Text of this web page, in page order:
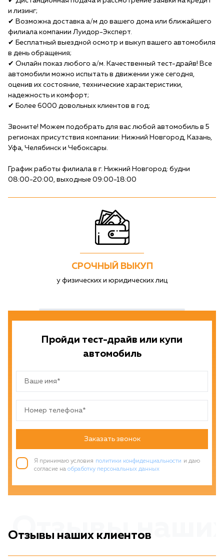
и лизинг;
✔ Возможна доставка а/м до вашего дома или ближайшего
филиала компании Луидор-Эксперт.
✔ Бесплатный выездной осмотр и выкуп вашего автомобиля
в день обращения;
✔ Онлайн показ любого а/м. Качественный тест-драйв! Все
автомобили можно испытать в движении уже сегодня,
оценив их состояние, технические характеристики,
надежность и комфорт;
✔ Более 6000 довольных клиентов в год;
Звоните! Можем подобрать для вас любой автомобиль в 5
регионах присутствия компании: Нижний Новгород, Казань,
Уфа, Челябинск и Чебоксары.
График работы филиала в г. Нижний Новгород: будни
08:00-20:00, выходные 09:00-18:00
СРОЧНЫЙ ВЫКУП
у физических и юридических лиц
Пройди тест-драйв или купи
автомобиль
Заказать звонок
Я принимаю условия политики конфиденциальности и даю
согласие на обработку персональных данных
Отзывы наших клиентов
Отзывы